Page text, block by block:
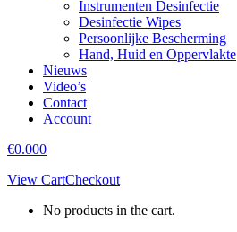
Instrumenten Desinfectie
Desinfectie Wipes
Persoonlijke Bescherming
Hand, Huid en Oppervlakte
Nieuws
Video’s
Contact
Account
€0.000
View CartCheckout
No products in the cart.